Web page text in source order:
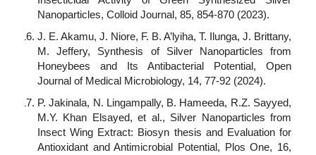
Nanoparticles, Colloid Journal, 85, 854-870 (2023).
J. E. Akamu, J. Niore, F. B. A’lyiha, T. Ilunga, J. Brittany,
M. Jeffery, Synthesis of Silver Nanoparticles from
Honeybees and Its Antibacterial Potential, Open
Journal of Medical Microbiology, 14, 77-92 (2024).
P. Jakinala, N. Lingampally, B. Hameeda, R.Z. Sayyed,
M.Y. Khan Elsayed, et al., Silver Nanoparticles from
Insect Wing Extract: Biosyn thesis and Evaluation for
Antioxidant and Antimicrobial Potential, Plos One, 16,